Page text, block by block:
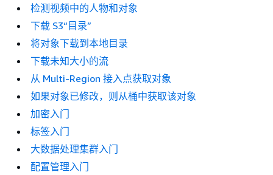
检测视频中的人物和对象
下载 S3“目录”
将对象下载到本地目录
下载未知大小的流
从 Multi-Region 接入点获取对象
如果对象已修改，则从桶中获取该对象
加密入门
标签入门
大数据处理集群入门
配置管理入门